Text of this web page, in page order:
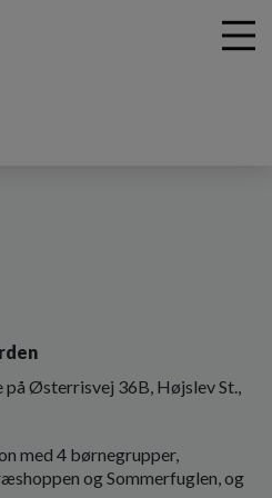
Østerrisvej 36B, Højslev St.,
med 4 børnegrupper,
og Sommerfuglen, og